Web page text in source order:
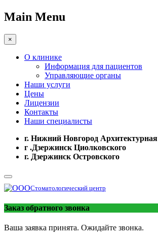
Main Menu
×
О клинике
Информация для пациентов
Управляющие органы
Наши услуги
Цены
Лицензии
Контакты
Наши специалисты
г. Нижний Новгород Архитектурная
г .Дзержинск Циолковского
г. Дзержинск Островского
Стоматологический центр
Заказ обратного звонка
Ваша заявка принята. Ожидайте звонка.